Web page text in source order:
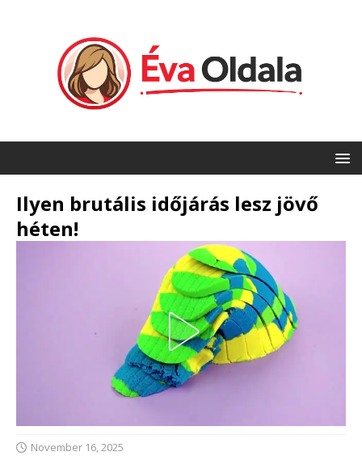
Ilyen brutális időjárás lesz jövő
héten!
November 16, 2025